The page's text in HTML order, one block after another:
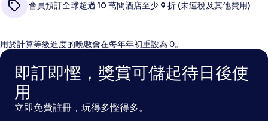
會員預訂全球超過 10 萬間酒店至少 9 折 (未連稅及其他費用)
用於計算等級進度的晚數會在每年年初重設為 0。
即訂即慳，獎賞可儲起待日後使
用
立即免費註冊，玩得多慳得多。